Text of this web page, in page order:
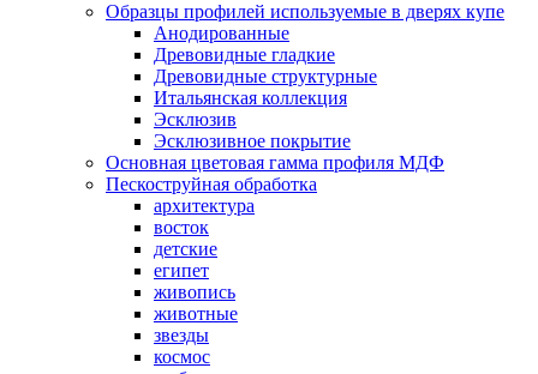
Образцы профилей используемые в дверях купе
Анодированные
Древовидные гладкие
Древовидные структурные
Итальянская коллекция
Эсклюзив
Эсклюзивное покрытие
Основная цветовая гамма профиля МДФ
Пескоструйная обработка
архитектура
восток
детские
египет
живопись
животные
звезды
космос